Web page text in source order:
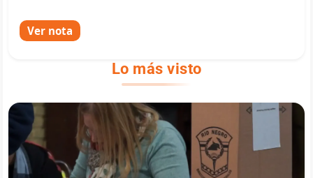
Ver nota
Lo más visto